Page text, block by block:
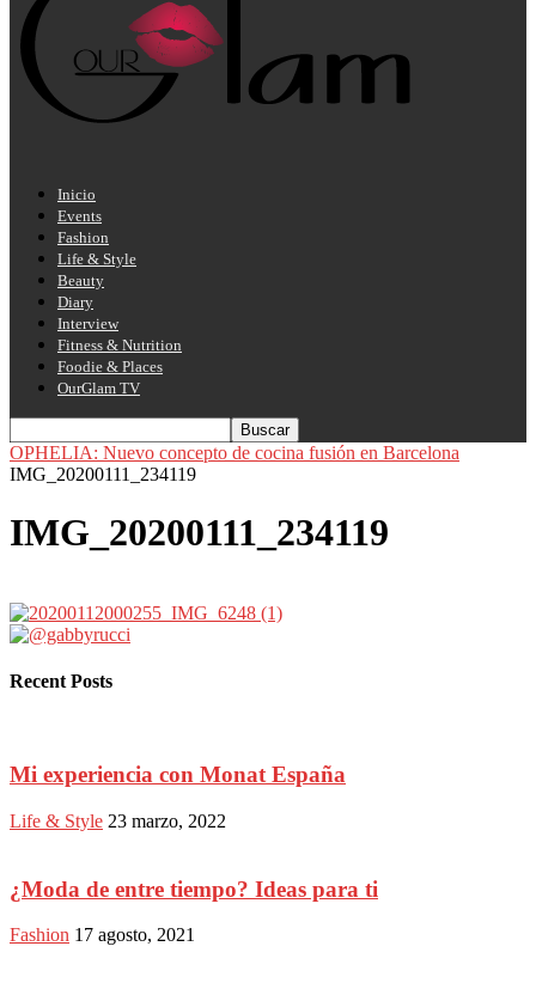
Inicio
Events
Fashion
Life & Style
Beauty
Diary
Interview
Fitness & Nutrition
Foodie & Places
OurGlam TV
OPHELIA: Nuevo concepto de cocina fusión en Barcelona
IMG_20200111_234119
IMG_20200111_234119
Recent Posts
Mi experiencia con Monat España
Life & Style 23 marzo, 2022
¿Moda de entre tiempo? Ideas para ti
Fashion 17 agosto, 2021